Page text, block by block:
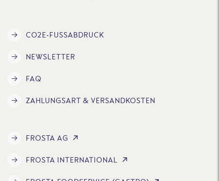
CO2E-FUSSABDRUCK
NEWSLETTER
FAQ
ZAHLUNGSART & VERSANDKOSTEN
FROSTA AG
FROSTA INTERNATIONAL